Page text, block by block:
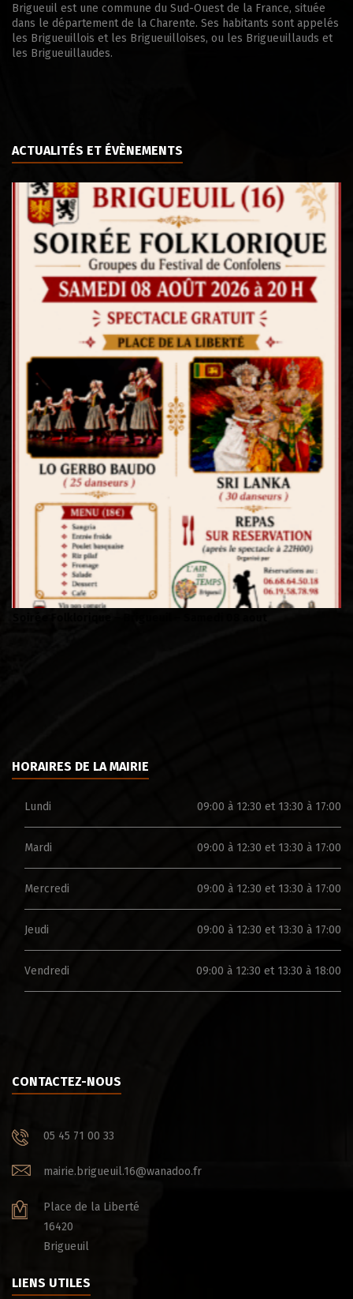
Brigueuil est une commune du Sud-Ouest de la France, située
dans le département de la Charente. Ses habitants sont appelés
les Brigueuillois et les Brigueuilloises, ou les Brigueuillauds et
les Brigueuillaudes.
ACTUALITÉS ET ÉVÈNEMENTS
HORAIRES DE LA MAIRIE
Lundi 09:00 à 12:30 et 13:30 à 17:00
Mardi 09:00 à 12:30 et 13:30 à 17:00
Mercredi 09:00 à 12:30 et 13:30 à 17:00
Jeudi 09:00 à 12:30 et 13:30 à 17:00
Vendredi 09:00 à 12:30 et 13:30 à 18:00
CONTACTEZ-NOUS
05 45 71 00 33
mairie.brigueuil.16@wanadoo.fr
Place de la Liberté
16420
Brigueuil
LIENS UTILES